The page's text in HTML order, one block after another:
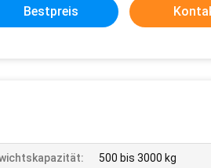
Bestpreis
500 bis 3000 kg